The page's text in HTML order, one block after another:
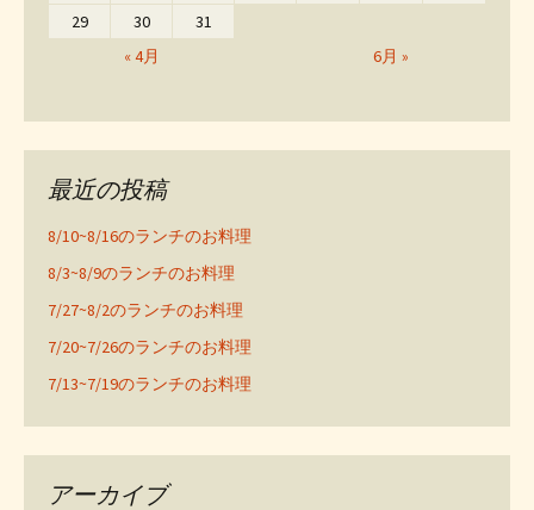
« 4月 6月 »
29
30 31
最近の投稿
8/10~8/16のランチのお料理
8/3~8/9のランチのお料理
7/27~8/2のランチのお料理
7/20~7/26のランチのお料理
7/13~7/19のランチのお料理
アーカイブ